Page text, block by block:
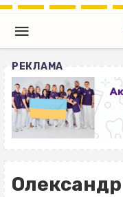
РЕКЛАМА